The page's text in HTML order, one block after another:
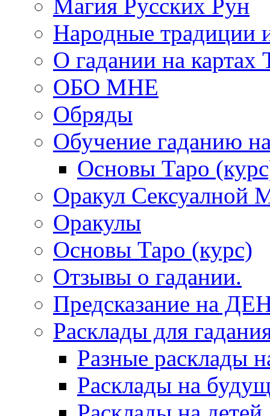
Магия Русских Рун
Народные традиции
О гадании на картах
ОБО МНЕ
Обряды
Обучение гаданию
Основы Таро
Оракул Сексуалной
Оракулы
Основы Таро (курс)
Отзывы о гадании.
Предсказание на
Расклады для
Разные расклады
Расклады на